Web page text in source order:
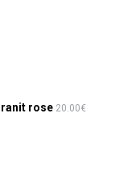
rose 20.00€